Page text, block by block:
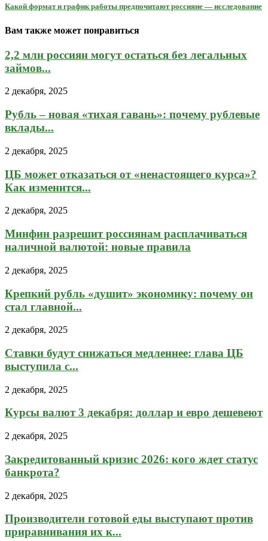
Какой формат и график работы предпочитают россияне — исследование
Вам также может понравиться
2,2 млн россиян могут остаться без легальных
займов...
2 декабря, 2025
Рубль – новая «тихая гавань»: почему рублевые
вклады...
2 декабря, 2025
ЦБ может отказаться от «ненастоящего курса»?
Как изменится...
2 декабря, 2025
Минфин разрешит россиянам расплачиваться
наличной валютой: новые правила
2 декабря, 2025
Крепкий рубль «душит» экономику: почему он
стал главной...
2 декабря, 2025
Ставки будут снижаться медленнее: глава ЦБ
выступила с...
2 декабря, 2025
Курсы валют 3 декабря: доллар и евро дешевеют
2 декабря, 2025
Закредитованный кризис 2026: кого ждет статус
банкрота?
2 декабря, 2025
Производители готовой еды выступают против
приравнивания их к...